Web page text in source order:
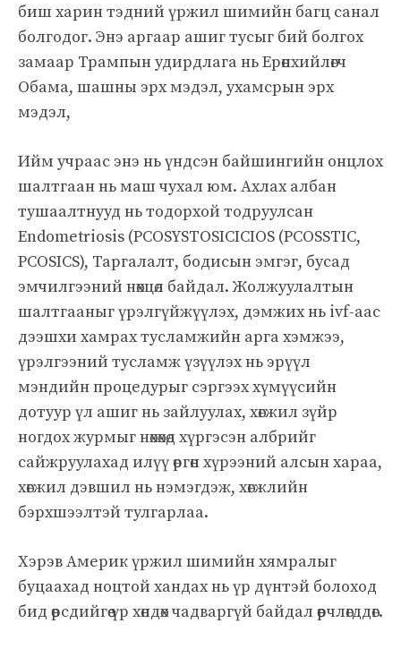
биш харин тэдний үржил шимийн багц санал
болгодог. Энэ аргаар ашиг тусыг бий болгох
замаар Трампын удирдлага нь Ерөнхийлөгч
Обама, шашны эрх мэдэл, ухамсрын эрх
мэдэл,
Ийм учраас энэ нь үндсэн байшингийн онцлох
шалтгаан нь маш чухал юм. Ахлах албан
тушаалтнууд нь тодорхой тодруулсан
Endometriosis (PCOSYSTOSICICIOS (PCOSSTIC,
PCOSICS), Таргалалт, бодисын эмгэг, бусад
эмчилгээний нөхцөл байдал. Жолжуулалтын
шалтгааныг үрэлгүйжүүлэх, дэмжих нь ivf-аас
дээшхи хамрах тусламжийн арга хэмжээ,
үрэлгээний тусламж үзүүлэх нь эрүүл
мэндийн процедурыг сэргээх хүмүүсийн
дотуур үл ашиг нь зайлуулах, хөгжил зүйр
ногдох журмыг нөхөхөд хүргэсэн албрийг
сайжруулахад илүү өргөн хүрээний алсын хараа,
хөгжил дэвшил нь нэмэгдэж, хөгжлийн
бэрхшээлтэй тулгарлаа.
Хэрэв Америк үржил шимийн хямралыг
буцаахад ноцтой хандах нь үр дүнтэй болоход
бид өөрсдийгөө үр хөндөх чадваргүй байдал өөрчлөгддөг.